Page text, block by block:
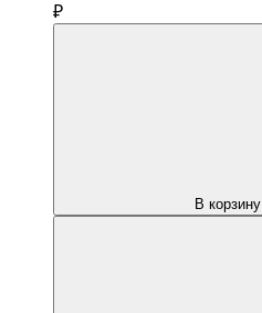
₽
В корзину